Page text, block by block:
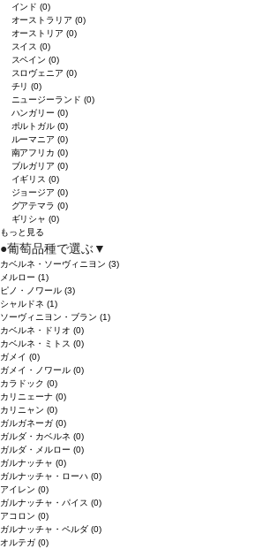
インド(0)
オーストラリア(0)
オーストリア(0)
スイス(0)
スペイン(0)
スロヴェニア(0)
チリ(0)
ニュージーランド(0)
ハンガリー(0)
ポルトガル(0)
ルーマニア(0)
南アフリカ(0)
ブルガリア(0)
イギリス(0)
ジョージア(0)
グアテマラ(0)
ギリシャ(0)
もっと見る
●葡萄品種で選ぶ ▼
カベルネ・ソーヴィニヨン (3)
メルロー (1)
ピノ・ノワール (3)
シャルドネ (1)
ソーヴィニヨン・ブラン (1)
カベルネ・ドリオ (0)
カベルネ・ミトス (0)
ガメイ (0)
ガメイ・ノワール (0)
カラドック (0)
カリニェーナ (0)
カリニャン (0)
ガルガネーガ (0)
ガルダ・カベルネ (0)
ガルダ・メルロー (0)
ガルナッチャ (0)
ガルナッチャ・ローハ (0)
アイレン (0)
ガルナッチャ・パイス (0)
アコロン (0)
ガルナッチャ・ペルダ (0)
オルテガ (0)